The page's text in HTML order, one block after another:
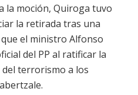
la moción, Quiroga tuvo
la retirada tras una
el ministro Alfonso
del PP al ratificar la
del terrorismo a los